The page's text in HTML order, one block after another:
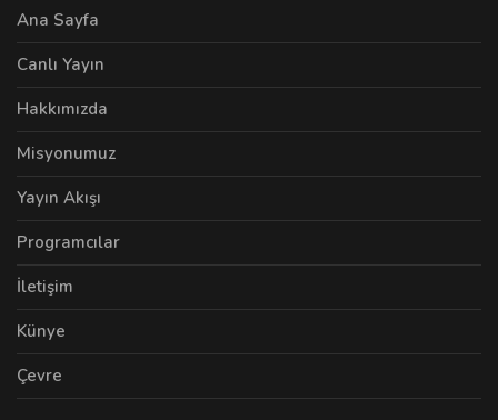
Ana Sayfa
Canlı Yayın
Hakkımızda
Misyonumuz
Yayın Akışı
Programcılar
İletişim
Künye
Çevre